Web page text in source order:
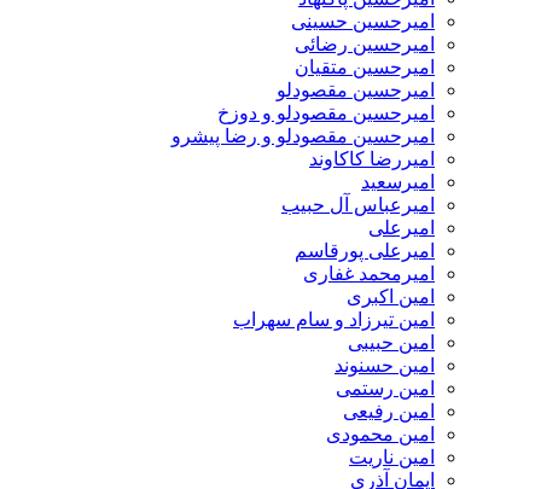
امیرحسین حسینی
امیرحسین رضائی
امیرحسین متقیان
امیرحسین مقصودلو
امیرحسین مقصودلو و دوزخ
امیرحسین مقصودلو و رضا پیشرو
امیررضا کاکاوند
امیرسعید
امیرعباس آل حبیب
امیرعلی
امیرعلی پورقاسم
امیرمحمد غفاری
امین اکبری
امین تیرزاد و سام سهراب
امین حبیبی
امین حسنوند
امین رستمی
امین رفیعی
امین محمودی
امین ناریت
ایمان آذری